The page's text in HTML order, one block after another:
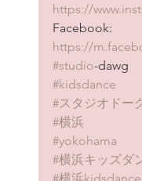
https://
Facebook:
https://
#studio-dawg
#kidsdance
#スタジオドー
#横浜
#yokohama
#横浜キッズダ